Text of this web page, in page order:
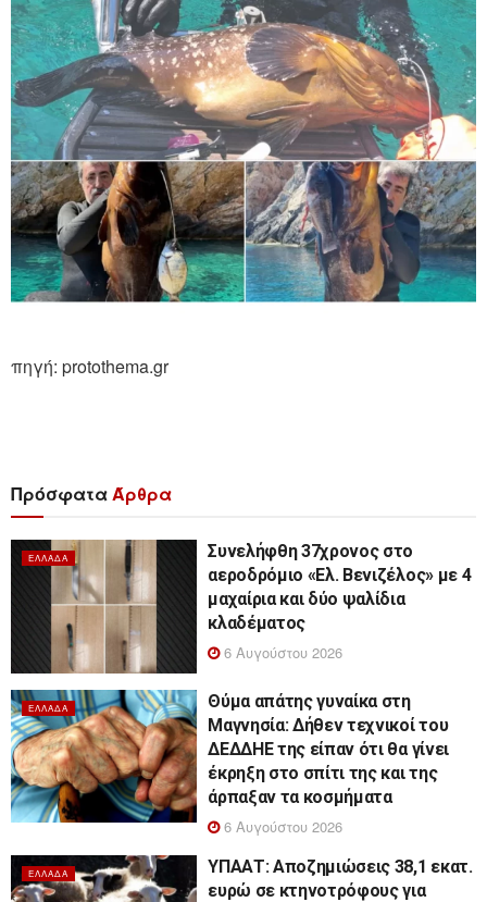
πηγή: protothema.gr
ΠρόσφαταΆρθρα
ΕΛΛΆΔΑ
Συνελήφθη 37χρονος στο
αεροδρόμιο «Ελ. Βενιζέλος» με 4
μαχαίρια και δύο ψαλίδια
κλαδέματος
6 Αυγούστου 2026
ΕΛΛΆΔΑ
Θύμα απάτης γυναίκα στη
Μαγνησία: Δήθεν τεχνικοί του
ΔΕΔΔΗΕ της είπαν ότι θα γίνει
έκρηξη στο σπίτι της και της
άρπαξαν τα κοσμήματα
6 Αυγούστου 2026
ΕΛΛΆΔΑ
ΥΠΑΑΤ: Αποζημιώσεις 38,1 εκατ.
ευρώ σε κτηνοτρόφους για